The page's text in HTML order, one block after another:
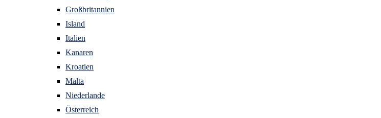
Großbritannien
Island
Italien
Kanaren
Kroatien
Malta
Niederlande
Österreich